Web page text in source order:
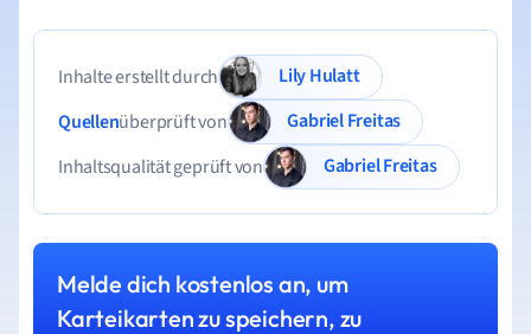
Inhalte erstellt durch
Lily Hulatt
Quellenüberprüft von
Gabriel Freitas
Inhaltsqualität geprüft von
Gabriel Freitas
Melde dich kostenlos an, um
Karteikarten zu speichern, zu